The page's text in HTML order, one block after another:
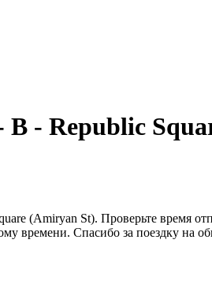
B - Republic
(Amiryan St). Проверьте время
времени. Спасибо за поездку на